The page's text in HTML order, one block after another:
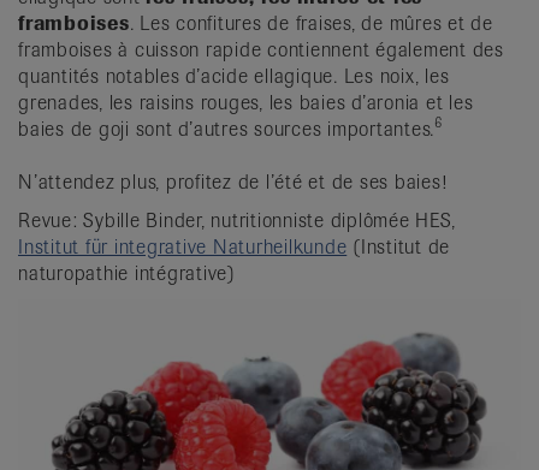
framboises. Les confitures de fraises, de mûres et de
framboises à cuisson rapide contiennent également des
quantités notables d’acide ellagique. Les noix, les
grenades, les raisins rouges, les baies d’aronia et les
baies de goji sont d’autres sources importantes.6
N’attendez plus, profitez de l’été et de ses baies!
Revue: Sybille Binder, nutritionniste diplômée HES,
Institut für integrative Naturheilkunde (Institut de
naturopathie intégrative)